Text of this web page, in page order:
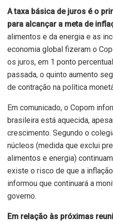
A taxa básica de juros é o
para alcançar a meta de
alimentos e da energia e as
economia global fizeram o
os juros, em 1 ponto
passada, o quinto aumento
de contração na política
Em comunicado, o Copom
brasileira está aquecida,
crescimento. Segundo o
núcleos (medida que exclui
alimentos e energia)
existe o risco de que a
informou que continuará a
governo.
Em relação às próximas